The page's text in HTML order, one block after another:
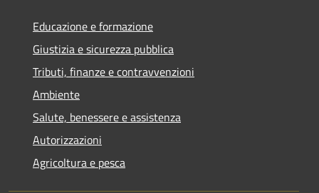
Educazione e formazione
Giustizia e sicurezza pubblica
Tributi, finanze e contravvenzioni
Ambiente
Salute, benessere e assistenza
Autorizzazioni
Agricoltura e pesca